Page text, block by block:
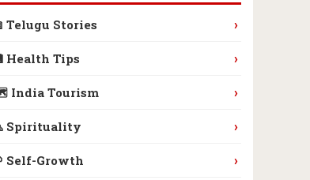
Telugu Stories ›
Health Tips ›
India Tourism ›
Spirituality ›
Self-Growth ›